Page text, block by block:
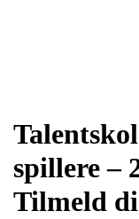
spillere –
Tilmeld